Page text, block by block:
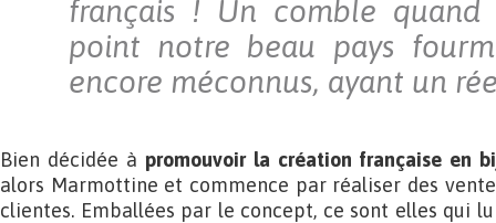
français ! Un comble
point notre beau pays
encore méconnus, ayant un
Bien décidée à promouvoir la création française en
alors Marmottine et commence par réaliser des
clientes. Emballées par le concept, ce sont elles qui